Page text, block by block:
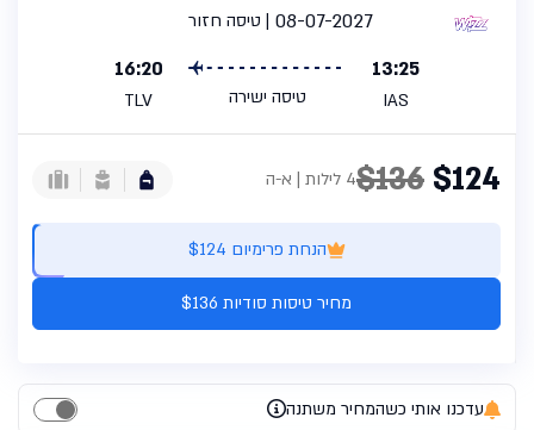
טיסה חזור
08-07-2027
13:25
IAS טיסה ישירה
16:20
TLV
$124
$1364 לילות | א-ה
הנחת פרימיום $124
מחיר טיסות סודיות $136
עדכנו אותי כשהמחיר משתנה